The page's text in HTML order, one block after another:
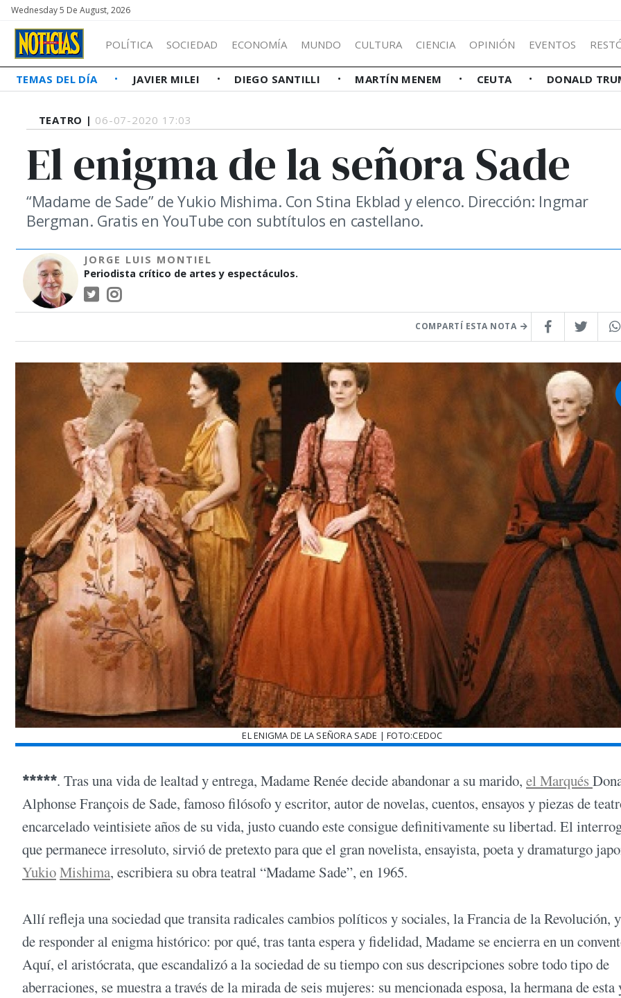
Wednesday 5 De August, 2026
POLÍTICA SOCIEDAD ECONOMÍA MUNDO CULTURA CIENCIA OPINIÓN EVENTOS
TEMAS DEL DÍA JAVIER MILEI DIEGO SANTILLI MARTÍN MENEM CEUTA DONALD
TEATRO | 06-07-2020 17:03
El enigma de la señora Sade
“Madame de Sade” de Yukio Mishima. Con Stina Ekblad y elenco. Dirección: Ingmar
Bergman. Gratis en YouTube con subtítulos en castellano.
JORGE LUIS MONTIEL
Periodista crítico de artes y espectáculos.
COMPARTÍ ESTA NOTA
EL ENIGMA DE LA SEÑORA SADE | FOTO:CEDOC
*****. Tras una vida de lealtad y entrega, Madame Renée decide abandonar a su marido, el Marqués
Alphonse François de Sade, famoso filósofo y escritor, autor de novelas, cuentos, ensayos y piezas de
encarcelado veintisiete años de su vida, justo cuando este consigue definitivamente su libertad. El
que permanece irresoluto, sirvió de pretexto para que el gran novelista, ensayista, poeta y dramaturgo
YukioMishima, escribiera su obra teatral “Madame Sade”, en 1965.
Allí refleja una sociedad que transita radicales cambios políticos y sociales, la Francia de la Revolución,
de responder al enigma histórico: por qué, tras tanta espera y fidelidad, Madame se encierra en un
Aquí, el aristócrata, que escandalizó a la sociedad de su tiempo con sus descripciones sobre todo tipo de
aberraciones, se muestra a través de la mirada de seis mujeres: su mencionada esposa, la hermana de esta